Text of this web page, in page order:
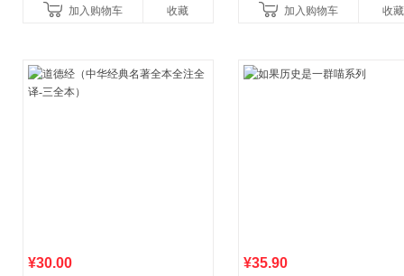
加入购物车 收藏 加入购物车 收藏
¥30.00 ¥35.90